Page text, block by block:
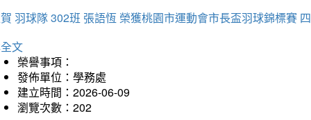
羽球隊 302班 張語恆 榮獲桃園市運動會市長盃羽球錦標賽
文
榮譽事項：
發佈單位：學務處
建立時間：2026-06-09
瀏覽次數：202